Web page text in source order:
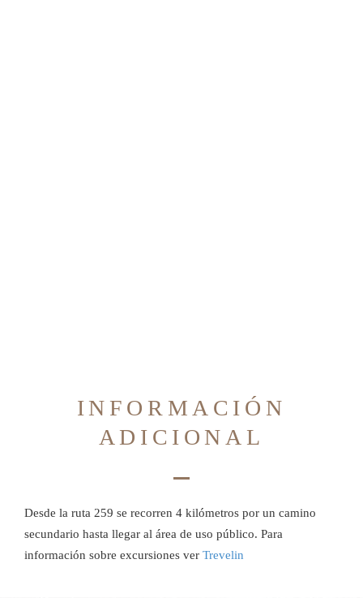
INFORMACIÓN
ADICIONAL
Desde la ruta 259 se recorren 4 kilómetros por un camino
secundario hasta llegar al área de uso público. Para
información sobre excursiones ver Trevelin